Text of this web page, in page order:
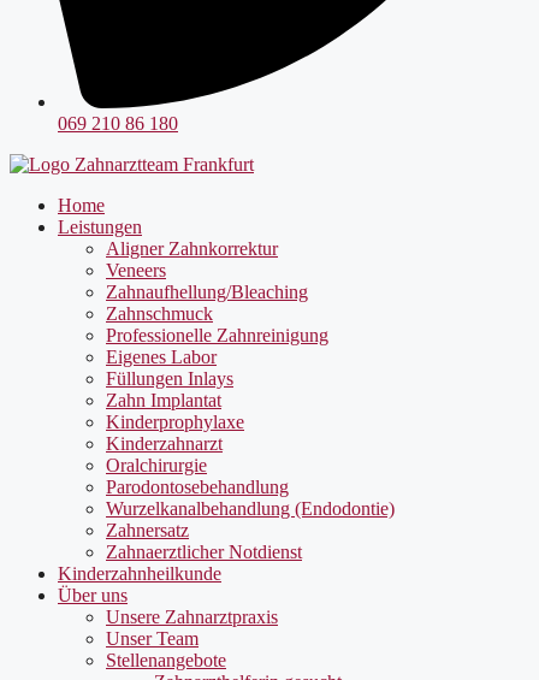
069 210 86 180
Home
Leistungen
Aligner Zahnkorrektur
Veneers
Zahnaufhellung/Bleaching
Zahnschmuck
Professionelle Zahnreinigung
Eigenes Labor
Füllungen Inlays
Zahn Implantat
Kinderprophylaxe
Kinderzahnarzt
Oralchirurgie
Parodontosebehandlung
Wurzelkanalbehandlung (Endodontie)
Zahnersatz
Zahnaerztlicher Notdienst
Kinderzahnheilkunde
Über uns
Unsere Zahnarztpraxis
Unser Team
Stellenangebote